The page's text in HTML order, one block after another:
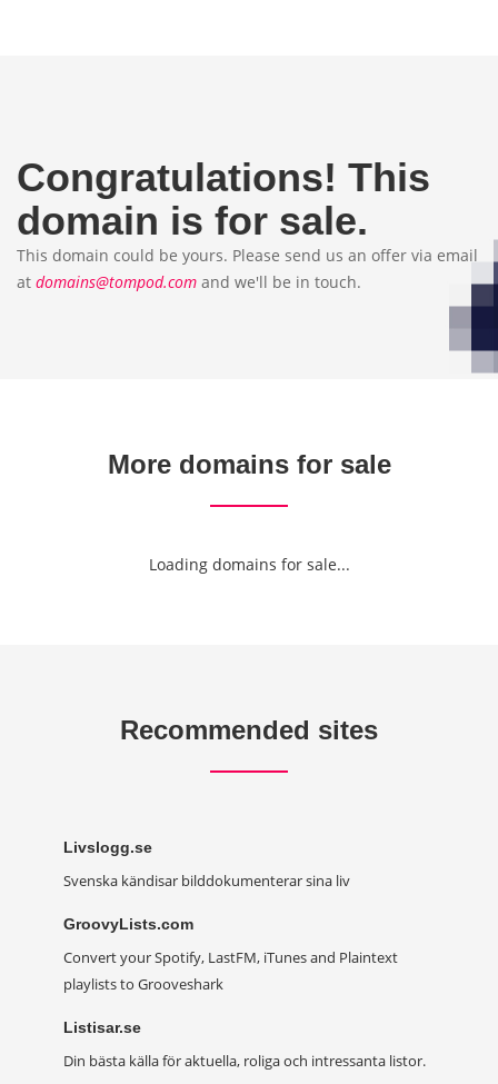
Congratulations! This
domain is for sale.
This domain could be yours. Please send us an offer via email
at domains@tompod.com and we'll be in touch.
More domains for sale
Loading domains for sale...
Recommended sites
Livslogg.se
Svenska kändisar bilddokumenterar sina liv
GroovyLists.com
Convert your Spotify, LastFM, iTunes and Plaintext
playlists to Grooveshark
Listisar.se
Din bästa källa för aktuella, roliga och intressanta listor.